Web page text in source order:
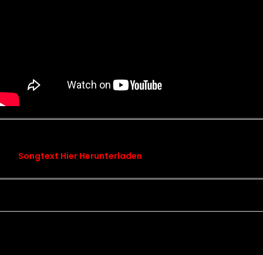
Songtext Hier Herunterladen